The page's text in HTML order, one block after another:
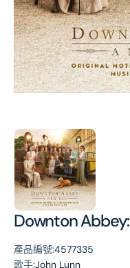
Downton
產品編號:4577335
歌手:John Lunn